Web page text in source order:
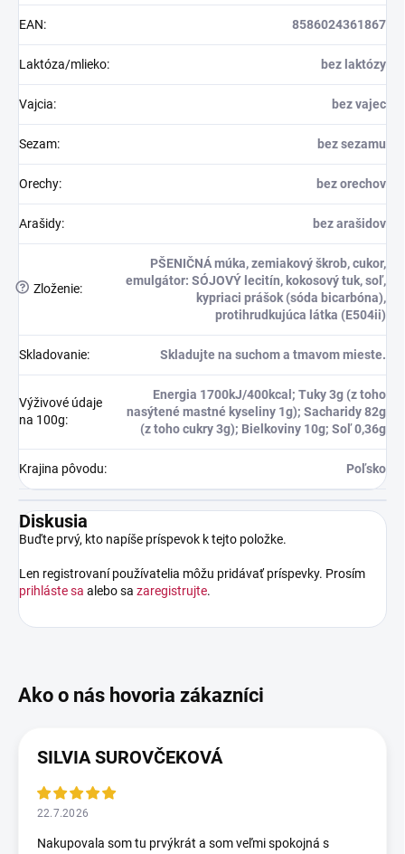
EAN: 8586024361867
Laktóza/mlieko: bez laktózy
Vajcia: bez vajec
Sezam: bez sezamu
Orechy: bez orechov
Arašidy: bez arašidov
? Zloženie:
PŠENIČNÁ múka, zemiakový škrob, cukor,
emulgátor: SÓJOVÝ lecitín, kokosový tuk, soľ,
kypriaci prášok (sóda bicarbóna),
protihrudkujúca látka (E504ii)
Skladovanie: Skladujte na suchom a tmavom mieste.
Výživové údaje
na 100g:
Energia 1700kJ/400kcal; Tuky 3g (z toho
nasýtené mastné kyseliny 1g); Sacharidy 82g
(z toho cukry 3g); Bielkoviny 10g; Soľ 0,36g
Krajina pôvodu: Poľsko
Diskusia
Buďte prvý, kto napíše príspevok k tejto položke.
Len registrovaní používatelia môžu pridávať príspevky. Prosím
prihláste sa alebo sa zaregistrujte.
SILVIA SUROVČEKOVÁ
22.7.2026
Nakupovala som tu prvýkrát a som veľmi spokojná s